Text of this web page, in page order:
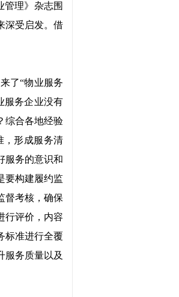
管理》杂志围
深受启发。借
了“物业服务
服务企业没有
综合各地经验
，形成服务清
服务的意识和
要构建履约监
督考核，确保
行评价，内容
标准进行全覆
服务质量以及